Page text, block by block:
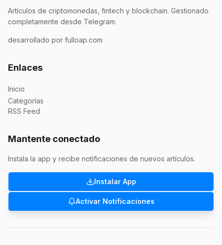
Artículos de criptomonedas, fintech y blockchain. Gestionado
completamente desde Telegram.
desarrollado por fulloap.com
Enlaces
Inicio
Categorías
RSS Feed
Mantente conectado
Instala la app y recibe notificaciones de nuevos artículos.
Instalar App
Activar Notificaciones